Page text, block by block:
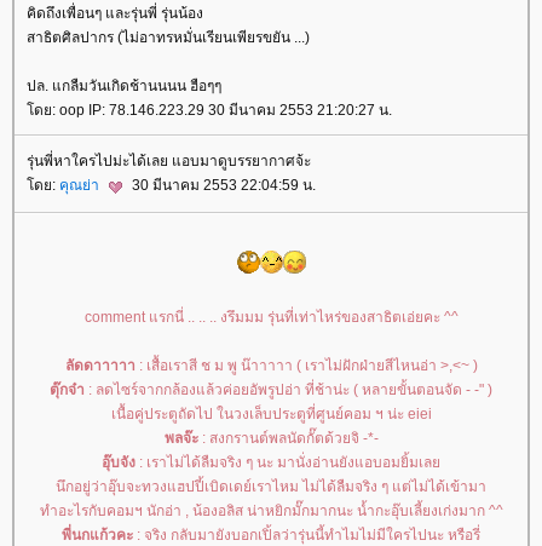
คิดถึงเพื่อนๆ และรุ่นพี่ รุ่นน้อง
สาธิตศิลปากร (ไม่อาทรหมั่นเรียนเพียรขยัน ...)
ปล. แกลืมวันเกิดช้านนนน ฮือๆๆ
ดย: oop IP: 78.146.223.29 30 มีนาคม 2553 21:20:27 น.
รุ่นพี่หาใครไปม่ะได้เลย แอบมาดูบรรยากาศจ้ะ
ดย: คุณย่า 30 มีนาคม 2553 22:04:59 น.
comment แรกนี่ .. .. .. งรึมมม รุ่นที่เท่าไหร่ของสาธิตเอ่ยคะ ^^
ลัดดาาาาา : เสื้อเราสี ช ม พู น๊าาาาา ( เราไม่ฝักฝ่ายสีไหนอ่า >,<~ )
ตุ๊กจ๋า : ลดไซร์จากกล้องแล้วค่อยอัพรูปอ่า ที่ช้าน่ะ ( หลายขั้นตอนจัด - -" )
เนื้อคู่ประตูถัดไป ในวงเล็บประตูที่ศูนย์คอม ฯ น่ะ eiei
พลจ๊ะ: สงกรานต์พลนัดกั๊ตด้วยจิ -*-
อุ๊บจัง : เราไม่ได้ลืมจริง ๆ นะ มานั่งอ่านยังแอบอมยิ้มเล
นึกอยู่ว่าอุ๊บจะทวงแฮปปี้เบิดเดย์เราไหม ไม่ได้ลืมจริง ๆ แต่ไม่ได้เข้ามา
ทำอะไรกับคอมฯ นักอ่า , น้องอลิส น่าหยิกมั๊กมากนะ น้ำกะอุ๊บเลี้ยงเก่งมาก ^^
พี่นกแก้วคะ : จริง กลับมายังบอกเปิ้ลว่ารุ่นนี้ทำไมไม่มีใครไปนะ หรือรี่